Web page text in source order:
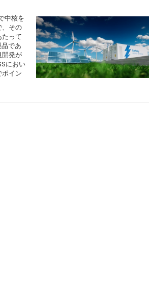
中核を
、その
って
であ
開発が
におい
イン